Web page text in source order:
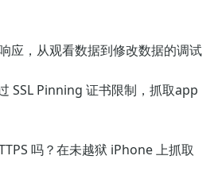
应，从观看数据到修改数据的调试
SSL Pinning 证书限制，抓取app
吗？在未越狱 iPhone 上抓取